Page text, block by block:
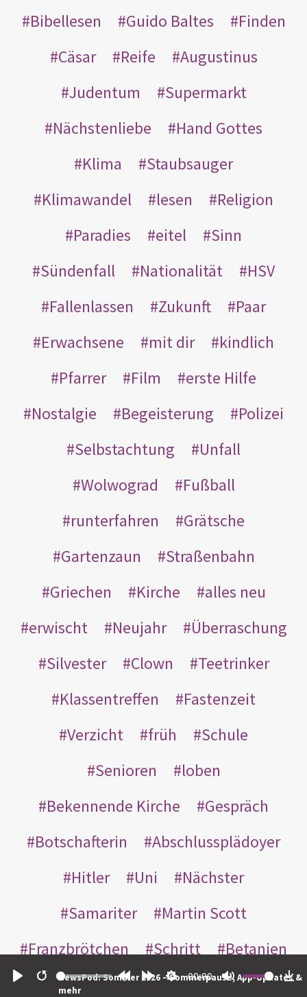
Restart
00:00
NewsPod: Sommer 2026 – Sommerpause, App-Updates &
mehr
Bibellesen
Guido Baltes
Finden
Cäsar
Reife
Augustinus
Judentum
Supermarkt
Nächstenliebe
Hand Gottes
Klima
Staubsauger
Klimawandel
lesen
Religion
Paradies
eitel
Sinn
Sündenfall
Nationalität
HSV
Fallenlassen
Zukunft
Paar
Erwachsene
mit dir
kindlich
Pfarrer
Film
erste Hilfe
Nostalgie
Begeisterung
Polizei
Selbstachtung
Unfall
Wolwograd
Fußball
runterfahren
Grätsche
Gartenzaun
Straßenbahn
Griechen
Kirche
alles neu
erwischt
Neujahr
Überraschung
Silvester
Clown
Teetrinker
Klassentreffen
Fastenzeit
Verzicht
früh
Schule
Senioren
loben
Bekennende Kirche
Gespräch
Botschafterin
Abschlussplädoyer
Hitler
Uni
Nächster
Samariter
Martin Scott
Franzbrötchen
Schritt
Betanien
sorry
geboren unfruchtbar